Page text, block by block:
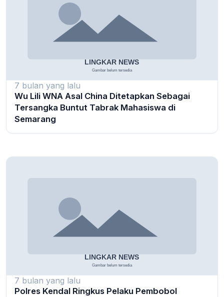
7 bulan yang lalu
Wu Lili WNA Asal China Ditetapkan Sebagai
Tersangka Buntut Tabrak Mahasiswa di
Semarang
7 bulan yang lalu
Polres Kendal Ringkus Pelaku Pembobol